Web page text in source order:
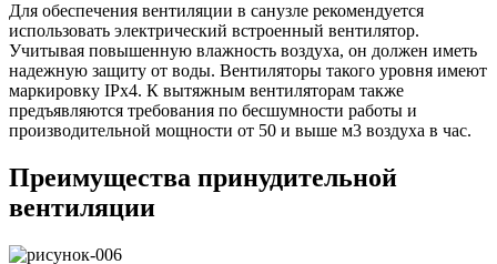
Для обеспечения вентиляции в санузле рекомендуется
использовать электрический встроенный вентилятор.
Учитывая повышенную влажность воздуха, он должен иметь
надежную защиту от воды. Вентиляторы такого уровня имеют
маркировку IPx4. К вытяжным вентиляторам также
предъявляются требования по бесшумности работы и
производительной мощности от 50 и выше м3 воздуха в час.
Преимущества принудительной
вентиляции